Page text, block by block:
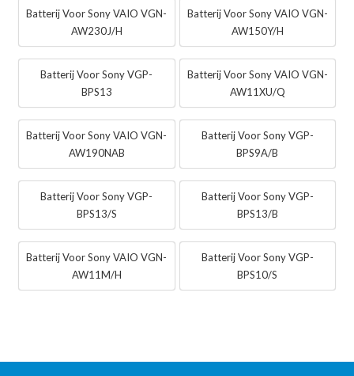
Batterij Voor Sony VAIO VGN-
AW230J/H
Batterij Voor Sony VAIO VGN-
AW150Y/H
Batterij Voor Sony VGP-
BPS13
Batterij Voor Sony VAIO VGN-
AW11XU/Q
Batterij Voor Sony VAIO VGN-
AW190NAB
Batterij Voor Sony VGP-
BPS9A/B
Batterij Voor Sony VGP-
BPS13/S
Batterij Voor Sony VGP-
BPS13/B
Batterij Voor Sony VAIO VGN-
AW11M/H
Batterij Voor Sony VGP-
BPS10/S